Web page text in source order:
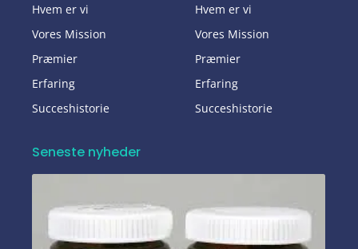
Hvem er vi
Vores Mission
Præmier
Erfaring
Succeshistorie
Hvem er vi
Vores Mission
Præmier
Erfaring
Succeshistorie
Seneste nyheder